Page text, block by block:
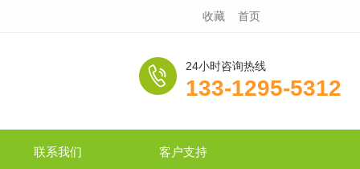
收藏 首页
24小时咨询热线
133-1295-5312
联系我们 客户支持